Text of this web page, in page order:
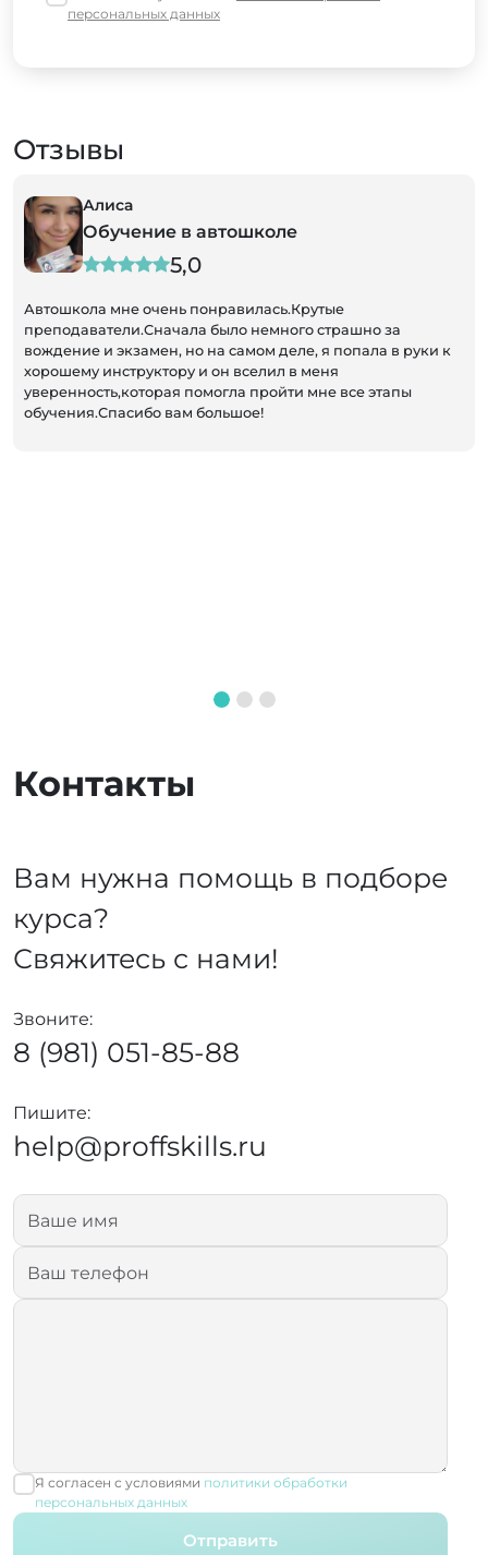
персональных данных
Отзывы
Алиса
Обучение в автошколе
5,0
Автошкола мне очень понравилась.Крутые
преподаватели.Сначала было немного страшно за
вождение и экзамен, но на самом деле, я попала в руки к
хорошему инструктору и он вселил в меня
уверенность,которая помогла пройти мне все этапы
обучения.Спасибо вам большое!
Контакты
Вам нужна помощь в подборе
курса?
Свяжитесь с нами!
Звоните:
8 (981) 051-85-88
Пишите:
help@proffskills.ru
Я согласен с условиями политики обработки
персональных данных
Отправить